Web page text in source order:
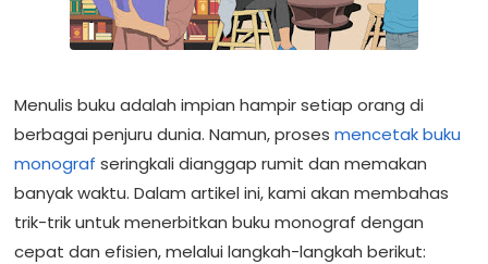
Menulis buku adalah impian hampir setiap orang di
berbagai penjuru dunia. Namun, proses mencetak buku
monograf seringkali dianggap rumit dan memakan
banyak waktu. Dalam artikel ini, kami akan membahas
trik-trik untuk menerbitkan buku monograf dengan
cepat dan efisien, melalui langkah-langkah berikut: